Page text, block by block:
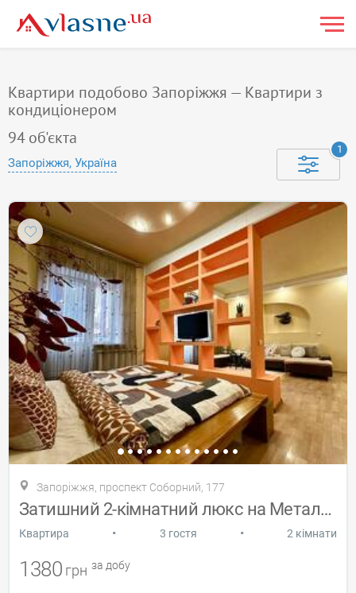
Квартири подобово Запоріжжя — Квартири з
кондиціонером
94об'єкта
Запоріжжя, Україна
1
Запоріжжя, проспект Соборний, 177
Затишний 2-кімнатний люкс на Металургів
Квартира • 3 гостя • 2 кімнати
1380 грн за добу